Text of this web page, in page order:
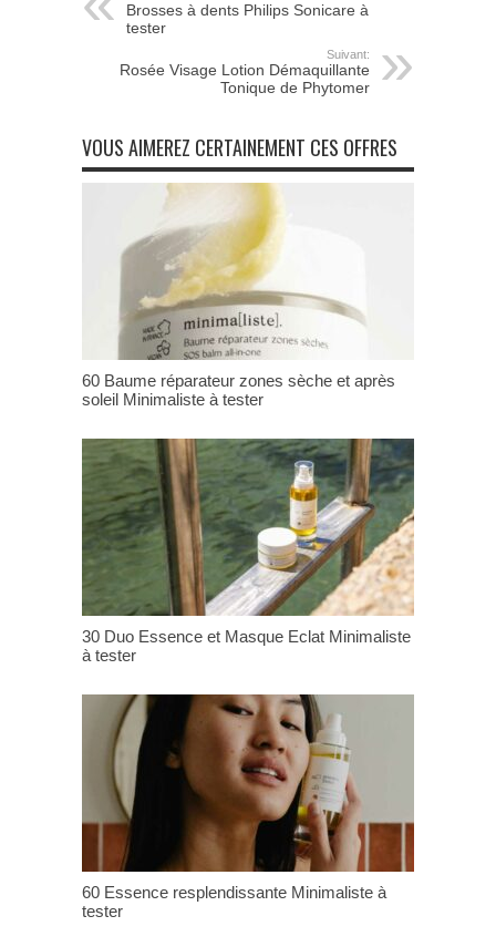
Brosses à dents Philips Sonicare à
tester
Suivant:
Rosée Visage Lotion Démaquillante
Tonique de Phytomer
VOUS AIMEREZ CERTAINEMENT CES OFFRES
60 Baume réparateur zones sèche et après
soleil Minimaliste à tester
30 Duo Essence et Masque Eclat Minimaliste
à tester
60 Essence resplendissante Minimaliste à
tester